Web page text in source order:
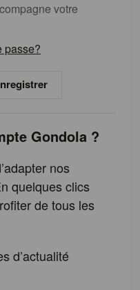
votre
passe?
Gondola ?
nos
quelques clics
de tous les
d’actualité